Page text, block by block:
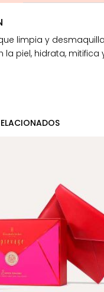
limpia y
la piel, hidrata,